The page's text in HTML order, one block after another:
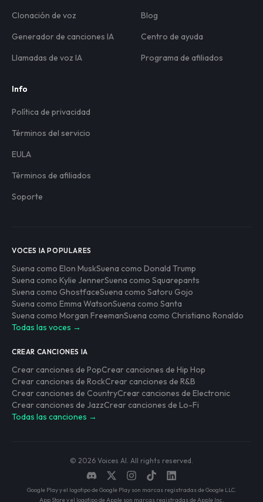
Clonación de voz
Generador de canciones IA
Llamadas de voz IA
Blog
Centro de ayuda
Programa de afiliados
Info
Política de privacidad
Términos del servicio
EULA
Términos de afiliados
Soporte
VOCES IA POPULARES
Suena como Elon MuskSuena como Donald Trump
Suena como Kylie JennerSuena como Squarepants
Suena como GhostfaceSuena como Satoru Gojo
Suena como Emma WatsonSuena como Santa
Suena como Morgan FreemanSuena como Christiano Ronaldo
Todas las voces →
CREAR CANCIONES IA
Crear canciones de PopCrear canciones de Hip Hop
Crear canciones de RockCrear canciones de R&B
Crear canciones de CountryCrear canciones de Electronic
Crear canciones de JazzCrear canciones de Lo-Fi
Todas las canciones →
© 2026 Voices AI. All rights reserved.
Google Play y el logotipo de Google Play son marcas registradas de Google LLC.
App Store y el logotipo de Apple son marcas registradas de Apple Inc.